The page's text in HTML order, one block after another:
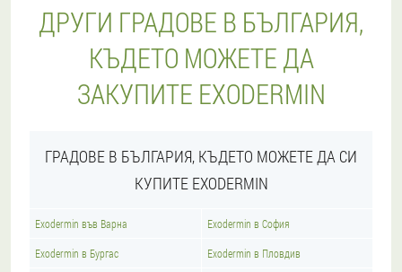
ДРУГИ ГРАДОВЕ В БЪЛГАРИЯ,
КЪДЕТО МОЖЕТЕ ДА
ЗАКУПИТЕ EXODERMIN
ГРАДОВЕ В БЪЛГАРИЯ, КЪДЕТО МОЖЕТЕ ДА СИ
КУПИТЕ EXODERMIN
Exodermin във Варна Exodermin в София
Exodermin в Бургас Exodermin в Пловдив